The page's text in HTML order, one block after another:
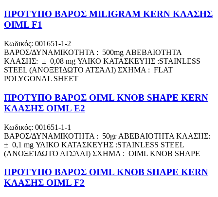
ΠΡΟΤΥΠΟ ΒΑΡΟΣ MILIGRAM KERN ΚΛΑΣΗΣ
OIML F1
Κωδικός: 001651-1-2
ΒΑΡΟΣ/ΔΥΝΑΜΙΚΟΤΗΤΑ : 500mg ΑΒΕΒΑΙΟΤΗΤΑ
ΚΛΑΣΗΣ: ± 0,08 mg ΥΛΙΚΟ ΚΑΤΑΣΚΕΥΗΣ :STAINLESS
STEEL (ΑΝΟΞΕΊΔΩΤΟ ΑΤΣΆΛΙ) ΣΧΗΜΑ : FLAT
POLYGONAL SHEET
ΠΡΟΤΥΠΟ ΒΑΡΟΣ OIML KNOB SHAPE KERN
ΚΛΑΣΗΣ OIML E2
Κωδικός: 001651-1-1
ΒΑΡΟΣ/ΔΥΝΑΜΙΚΟΤΗΤΑ : 50gr ΑΒΕΒΑΙΟΤΗΤΑ ΚΛΑΣΗΣ:
± 0,1 mg ΥΛΙΚΟ ΚΑΤΑΣΚΕΥΗΣ :STAINLESS STEEL
(ΑΝΟΞΕΊΔΩΤΟ ΑΤΣΆΛΙ) ΣΧΗΜΑ : OIML KNOB SHAPE
ΠΡΟΤΥΠΟ ΒΑΡΟΣ OIML KNOB SHAPE KERN
ΚΛΑΣΗΣ OIML F2